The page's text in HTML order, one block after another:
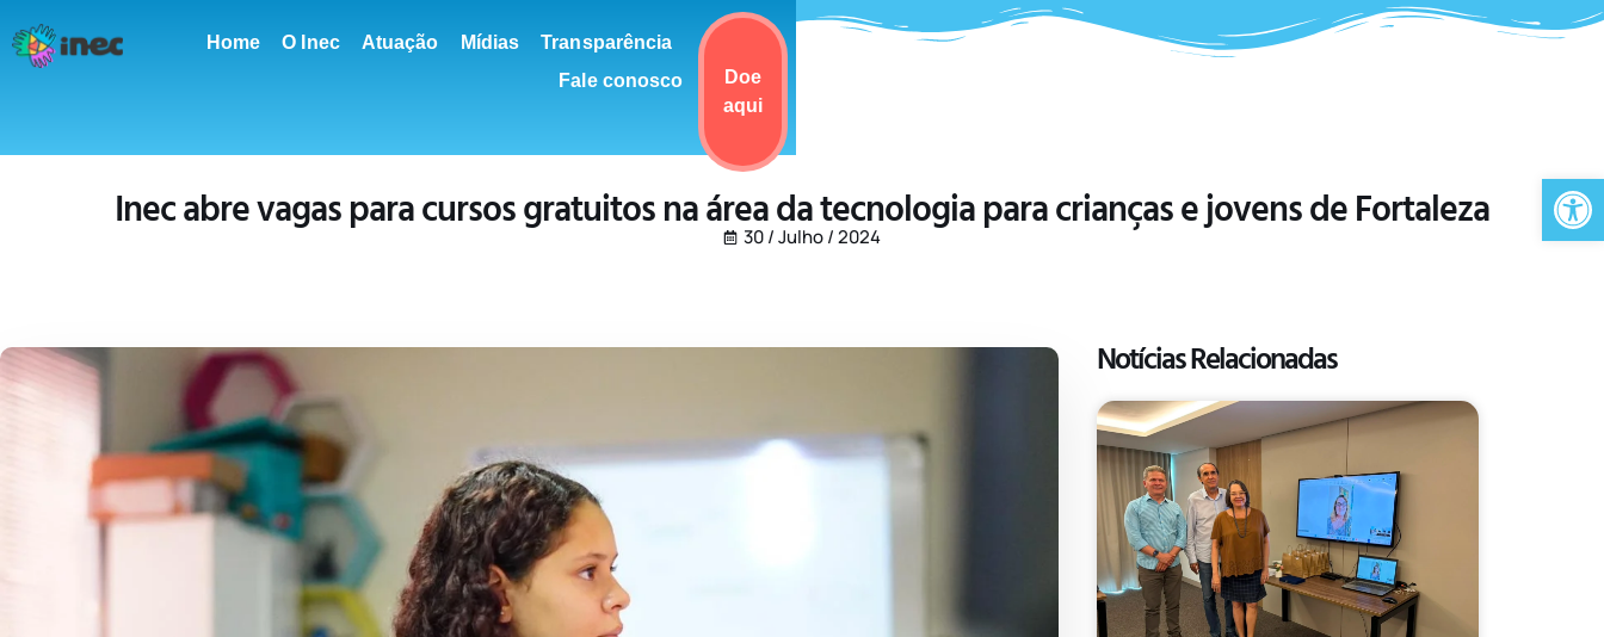
Home O Inec Atuação Mídias
Transparência
Fale conosco
Doe
aqui
Inec abre vagas para cursos gratuitos na área da tecnologia para crianças e jovens de Fortaleza
30 / Julho / 2024
Notícias Relacionadas